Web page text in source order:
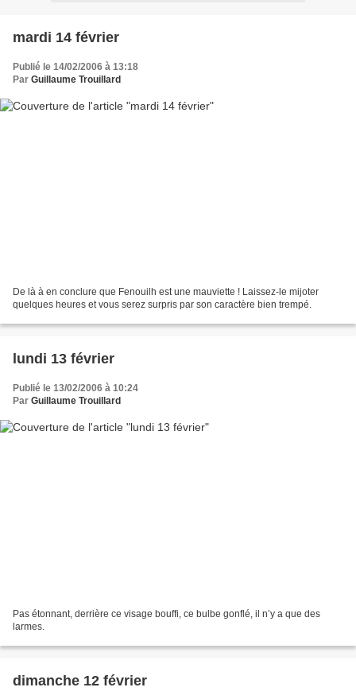
mardi 14 février
Publié le 14/02/2006 à 13:18
Par Guillaume Trouillard
De là à en conclure que Fenouilh est une mauviette ! Laissez-le mijoter
quelques heures et vous serez surpris par son caractère bien trempé.
lundi 13 février
Publié le 13/02/2006 à 10:24
Par Guillaume Trouillard
Pas étonnant, derrière ce visage bouffi, ce bulbe gonflé, il n’y a que des
larmes.
dimanche 12 février